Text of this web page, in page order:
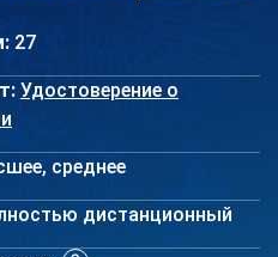
27
Удостоверение о
среднее
дистанционный